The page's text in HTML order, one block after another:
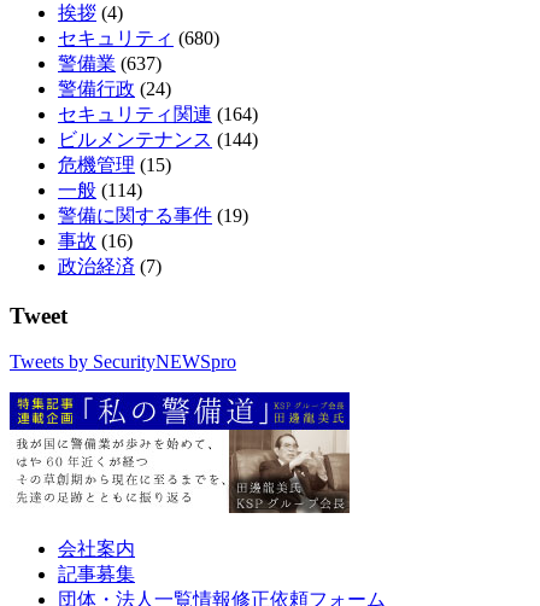
挨拶 (4)
セキュリティ (680)
警備業 (637)
警備行政 (24)
セキュリティ関連 (164)
ビルメンテナンス (144)
危機管理 (15)
一般 (114)
警備に関する事件 (19)
事故 (16)
政治経済 (7)
Tweet
Tweets by SecurityNEWSpro
会社案内
記事募集
団体・法人一覧情報修正依頼フォーム